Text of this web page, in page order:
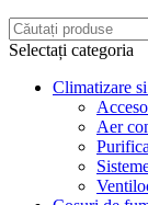
Selectați categoria
Climatizare
Aer